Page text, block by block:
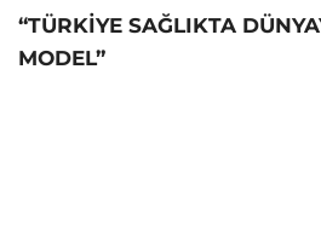
“TÜRKİYE SAĞLIKTA
MODEL”